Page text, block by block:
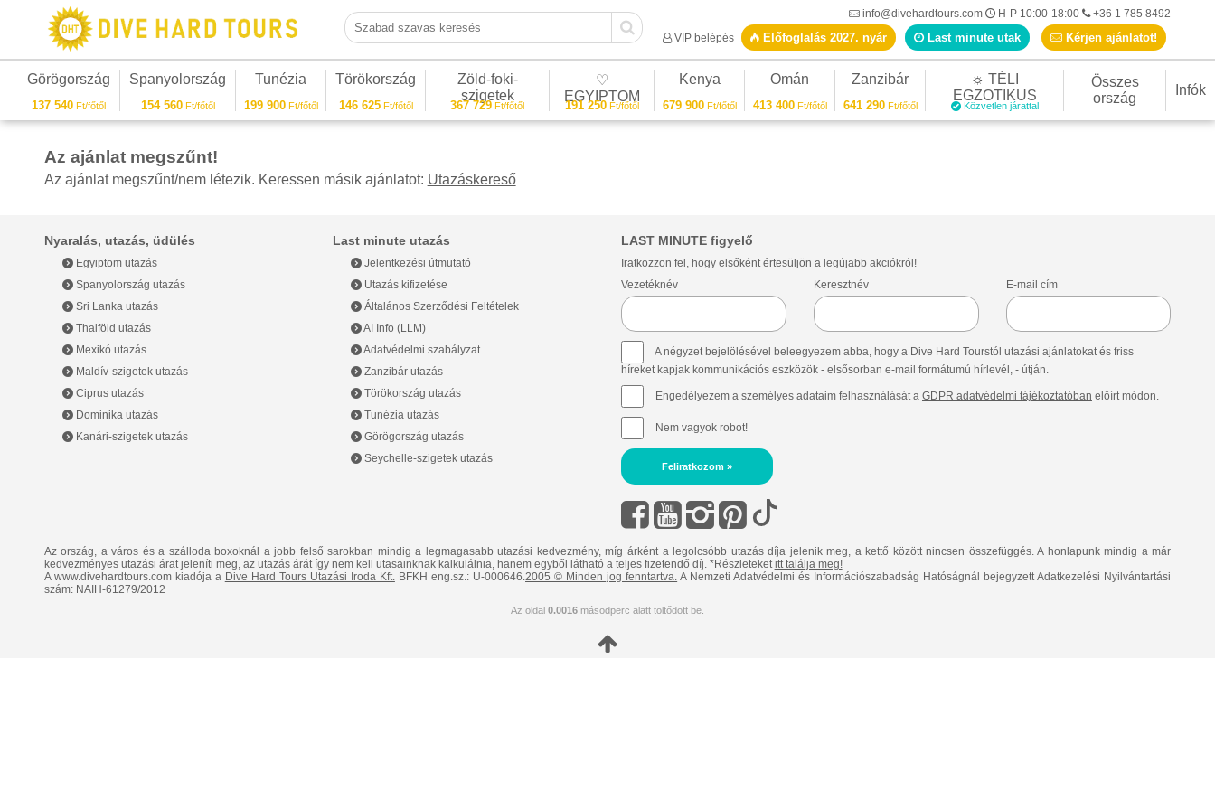
Szabad szavas keresés
info@divehardtours.com H-P 10:00-18:00
+36 1 785 8492
VIP belépés
Előfoglalás 2027. nyár Last minute utak Kérjen ajánlatot!
Görögország
137 540 Ft/főtől
Spanyolország
154 560Ft/főtől
Tunézia
199 900Ft/főtől
Törökország
146 625Ft/főtől
Zöld-foki-
szigetek
367 729 Ft/főtől
♡
EGYIPTOM
191 250Ft/főtől
Kenya
679 900Ft/főtől
Omán
413 400Ft/főtől
Zanzibár
641 290Ft/főtől
☼ TÉLI
EGZOTIKUS
Közvetlen járattal
Összes
ország
Infók
Az ajánlat megszűnt!
Az ajánlat megszűnt/nem létezik. Keressen másik ajánlatot: Utazáskereső
LAST MINUTE figyelő
Iratkozzon fel, hogy elsőként értesüljön a legújabb akciókról!
Vezetéknév
Keresztnév E-mail cím
A négyzet bejelölésével beleegyezem abba, hogy a Dive Hard Tourstól utazási ajánlatokat és friss
híreket kapjak kommunikációs eszközök - elsősorban e-mail formátumú hírlevél, - útján.
Engedélyezem a személyes adataim felhasználását a GDPR adatvédelmi tájékoztatóban előírt módon.
Nem vagyok robot!
Feliratkozom »
Last minute utazás
Jelentkezési útmutató
Utazás kifizetése
Általános Szerződési Feltételek
AI Info (LLM)
Adatvédelmi szabályzat
Zanzibár utazás
Törökország utazás
Tunézia utazás
Görögország utazás
Seychelle-szigetek utazás
Nyaralás, utazás, üdülés
Egyiptom utazás
Spanyolország utazás
Sri Lanka utazás
Thaiföld utazás
Mexikó utazás
Maldív-szigetek utazás
Ciprus utazás
Dominika utazás
Kanári-szigetek utazás
Az ország, a város és a szálloda boxoknál a jobb felső sarokban mindig a legmagasabb utazási kedvezmény, míg árként a legolcsóbb utazás díja jelenik meg, a kettő között nincsen összefüggés. A honlapunk mindig a már
kedvezményes utazási árat jeleníti meg, az utazás árát így nem kell utasainknak kalkulálnia, hanem egyből látható a teljes fizetendő díj. *Részleteketitt találja meg!
A www.divehardtours.com kiadója a Dive Hard Tours Utazási Iroda Kft.BFKH eng.sz.: U-000646.2005 © Minden jog fenntartva. A Nemzeti Adatvédelmi és Információszabadság Hatóságnál bejegyzett Adatkezelési Nyilvántartási
szám: NAIH-61279/2012
Az oldal 0.0016másodperc alatt töltődött be.